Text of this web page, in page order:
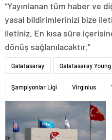
“Yayınlanan tüm haber ve
yasal bildirimlerinizi bize
iletiniz. En kısa süre
dönüş sağlanılacaktır.”
Galatasaray Galatasaray
Şampiyonlar Ligi Virginius